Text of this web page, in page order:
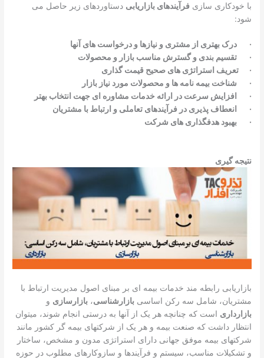
با خودکاری سازیفرآیندهای بازاریابی دستاوردهای زیر حاصل می
شود:
·درک بهتری از مشتری و نیازها و درخواست های آنها
·تقسیم بندی و گسترش مناسب بازار و محصولات
·تعریف استراتژی های صحیح قیمت گذاری
· شناخت بیمه نامه ها و محصولات مورد نیاز بازار
·
افزایش سرعت در ارائه خدمات مشاوره ای جهت انتخاب بهتر
·
انعطاف پذیری در فرآیندهای تعاملی و ارتباط با مشتریان
·بهبود هدفگذاری های شرکت
نتیجه گیری
بازاریابی رابطه مند خدمات بیمه ای بر مبنای اصول مدیریت ارتباط با
مشتریان، شامل سه رکن اساسیبازارشناسی،بازارسازی و
بازارداری است که چنانچه هر یک از آنها به درستی انجام شوند، میتوان
انتظار داشت که صنعت بیمه و هر یک از شرکتهای بیمه گر کشور مانند
شرکتهای بیمه موفق جهانی دارای استراتژی مدون و مشخص، ساختار
و تشکیلات مناسب، سیستم و فرآیندها و سازوکارهای مطلوب در حوزه